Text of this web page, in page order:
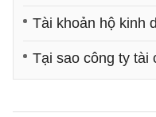
Tài khoản hộ kinh
Tại sao công ty tài